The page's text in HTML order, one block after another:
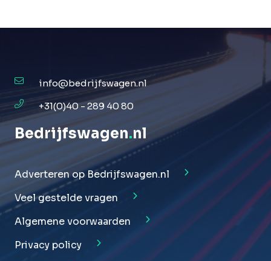
info@bedrijfswagen.nl
+31(0)40 - 289 40 80
Bedrijfswagen.nl
Adverteren op Bedrijfswagen.nl
Veel gestelde vragen
Algemene voorwaarden
Privacy policy